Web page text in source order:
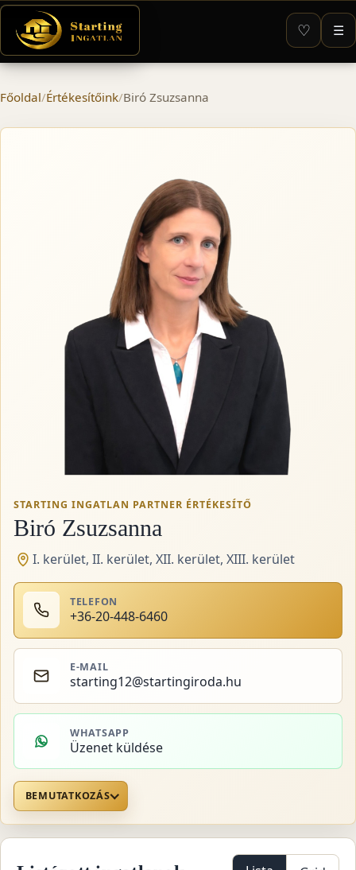
♡ ☰
Főoldal/Értékesítőink/Biró Zsuzsanna
STARTING INGATLAN PARTNER ÉRTÉKESÍTŐ
Biró Zsuzsanna
I. kerület, II. kerület, XII. kerület, XIII. kerület
TELEFON
+36-20-448-6460
E-MAIL
starting12@startingiroda.hu
WHATSAPP
Üzenet küldése
BEMUTATKOZÁS